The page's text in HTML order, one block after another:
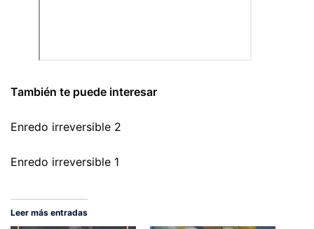
También te puede interesar
Enredo irreversible 2
Enredo irreversible 1
Leer más entradas